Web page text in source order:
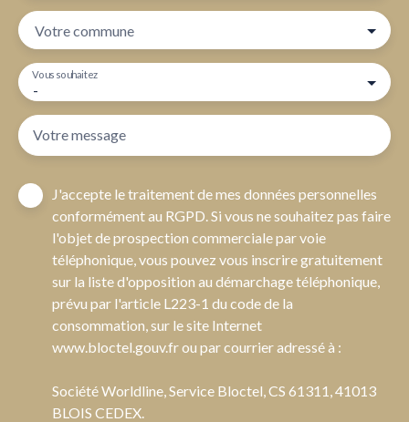
Votre commune
-
Vous souhaitez
Votre message
J'accepte le traitement de mes données personnelles
conformément au RGPD. Si vous ne souhaitez pas faire
l'objet de prospection commerciale par voie
téléphonique, vous pouvez vous inscrire gratuitement
sur la liste d'opposition au démarchage téléphonique,
prévu par l'article L223-1 du code de la
consommation, sur le site Internet
www.bloctel.gouv.fr ou par courrier adressé à :
Société Worldline, Service Bloctel, CS 61311, 41013
BLOIS CEDEX.